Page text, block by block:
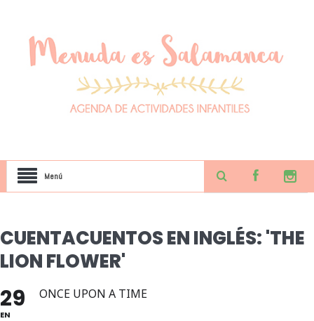
Menú
CUENTACUENTOS EN INGLÉS: 'THE
LION FLOWER'
29
EN
ONCE UPON A TIME